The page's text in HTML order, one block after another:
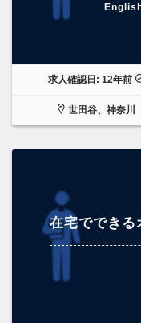
求人確認日: 12年前
世田谷、神奈川
在宅でできる